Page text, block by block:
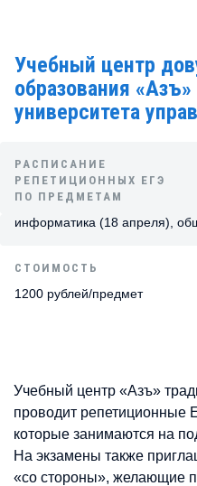
Учебный центр
образования
университета
РАСПИСАНИЕ
РЕПЕТИЦИОННЫХ ЕГЭ
ПО ПРЕДМЕТАМ
информатика (18 апреля),
СТОИМОСТЬ
1200 рублей/предмет
Учебный центр «Азъ»
проводит репетиционные
которые занимаются на
На экзамены также
«со стороны», желающие